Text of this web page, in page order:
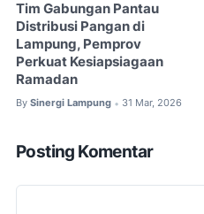
Tim Gabungan Pantau
Distribusi Pangan di
Lampung, Pemprov
Perkuat Kesiapsiagaan
Ramadan
By Sinergi Lampung • 31 Mar, 2026
Posting Komentar